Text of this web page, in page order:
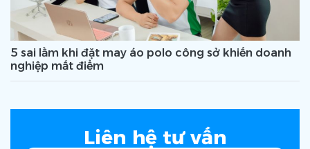
5 sai lầm khi đặt may áo polo công sở khiến doanh
nghiệp mất điểm
Liên hệ tư vấn